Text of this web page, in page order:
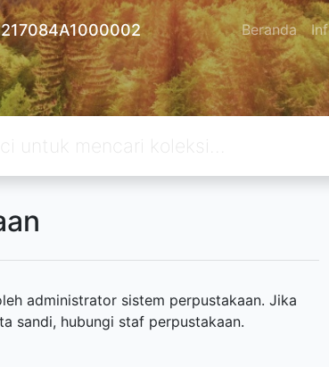
Beranda
administrator sistem perpustakaan. Jika
sandi, hubungi staf perpustakaan.